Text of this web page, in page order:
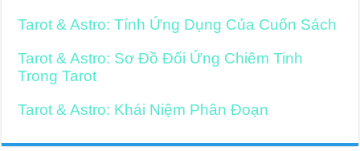
Tarot & Astro: Tính Ứng Dụng Của Cuốn Sách
Tarot & Astro: Sơ Đồ Đối Ứng Chiêm Tinh
Trong Tarot
Tarot & Astro: Khái Niệm Phân Đoạn